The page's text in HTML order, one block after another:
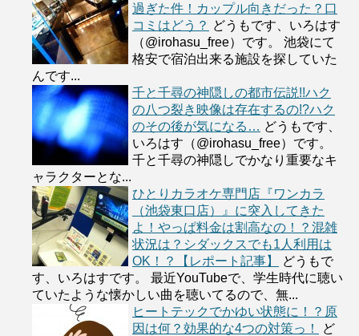
過ぎた件！カップル向きだった？口
コミはどう？ どうもです、いろはす
（@irohasu_free）です。 池袋にて
格安で宿泊出来る施設を探していた
んです...
千と千尋の神隠しの都市伝説!!ハク
の八つ裂き映像は存在するの!?ハク
のその後が気になる… どうもです、
いろはす（@irohasu_free）です。
千と千尋の神隠しでかなり重要なキ
ャラクターとな...
ひとりカラオケ専門店『ワンカラ
（池袋東口店）』に突入してきた
よ！やっぱ料金は割高なの！？混雑
状況は？シダックスでも1人利用は
OK！？【レポート記事】
どうもで
す、いろはすです。 最近YouTubeで、学生時代に聴い
ていたような懐かしい曲を聴いてるので、無...
ヒートテックでかゆい状態に！？原
因は何？効果的な4つの対策っ！
ど